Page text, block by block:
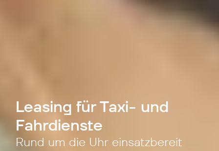
Leasing für Taxi- und
Fahrdienste
Rund um die Uhr einsatzbereit